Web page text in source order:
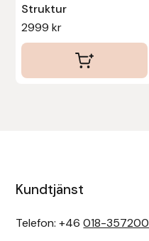
Struktur
2999kr
Kundtjänst
Telefon: +46018-357200